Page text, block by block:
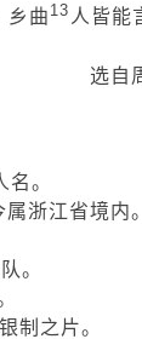
乡曲 13 人皆能
选自
。
江省境内。
。
之片。